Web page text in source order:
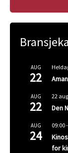
AUG
22
AUG
22
22
Den
AUG
24
09:00-
for